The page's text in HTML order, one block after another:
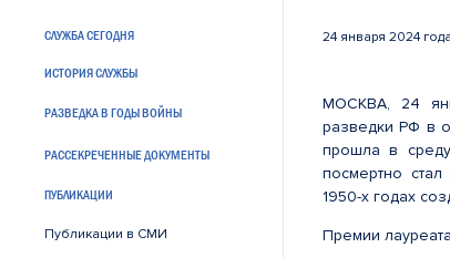
СЛУЖБА СЕГОДНЯ
ИСТОРИЯ СЛУЖБЫ
РАЗВЕДКА В ГОДЫ ВОЙНЫ
РАССЕКРЕЧЕННЫЕ ДОКУМЕНТЫ
ПУБЛИКАЦИИ
Публикации в СМИ
24 января 2024 года
МОСКВА, 24
разведки РФ в
прошла в
посмертно
1950-х годах
Премии